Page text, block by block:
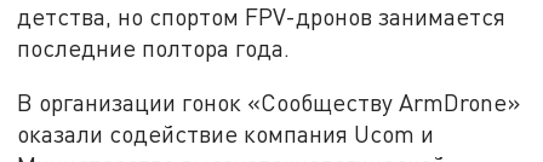
детства, но спортом FPV-дронов занимается
последние полтора года.
В организации гонок «Сообществу ArmDrone»
оказали содействие компания Ucom и